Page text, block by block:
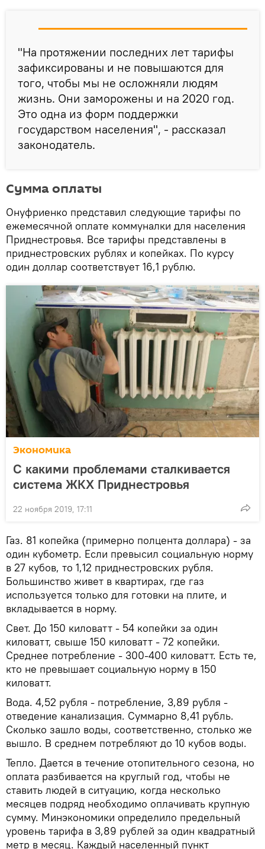
"На протяжении последних лет тарифы
зафиксированы и не повышаются для
того, чтобы мы не осложняли людям
жизнь. Они заморожены и на 2020 год.
Это одна из форм поддержки
государством населения", - рассказал
законодатель.
Сумма оплаты
Онуфриенко представил следующие тарифы по
ежемесячной оплате коммуналки для населения
Приднестровья. Все тарифы представлены в
приднестровских рублях и копейках. По курсу
один доллар соответствует 16,1 рублю.
Экономика
С какими проблемами сталкивается
система ЖКХ Приднестровья
22 ноября 2019, 17:11
Газ. 81 копейка (примерно полцента доллара) - за
один кубометр. Если превысил социальную норму
в 27 кубов, то 1,12 приднестровских рубля.
Большинство живет в квартирах, где газ
используется только для готовки на плите, и
вкладывается в норму.
Свет. До 150 киловатт - 54 копейки за один
киловатт, свыше 150 киловатт - 72 копейки.
Среднее потребление - 300-400 киловатт. Есть те,
кто не превышает социальную норму в 150
киловатт.
Вода. 4,52 рубля - потребление, 3,89 рубля -
отведение канализация. Суммарно 8,41 рубль.
Сколько зашло воды, соответственно, столько же
вышло. В среднем потребляют до 10 кубов воды.
Тепло. Дается в течение отопительного сезона, но
оплата разбивается на круглый год, чтобы не
ставить людей в ситуацию, когда несколько
месяцев подряд необходимо оплачивать крупную
сумму. Минэкономики определило предельный
уровень тарифа в 3,89 рублей за один квадратный
метр в месяц. Каждый населенный пункт